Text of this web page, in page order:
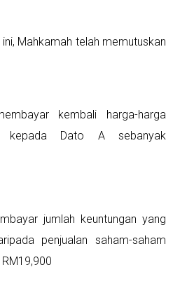
Mahkamah telah memutuskan
kembali harga-harga
kepada Dato A sebanyak
jumlah keuntungan yang
penjualan saham-saham